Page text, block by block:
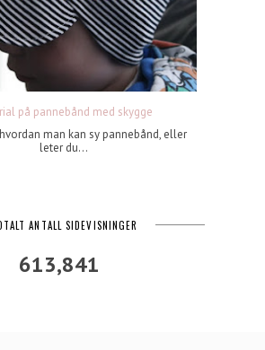
på pannebånd med skygge
man kan sy pannebånd, eller
leter du...
ANTALL SIDEVISNINGER
613,841